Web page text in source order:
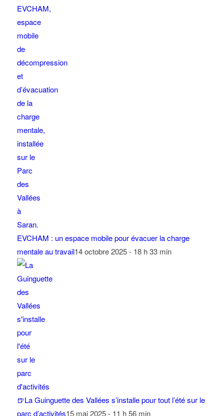
EVCHAM : un espace mobile pour évacuer la charge
mentale au travail14 octobre 2025 - 18 h 33 min
🍺La Guinguette des Vallées s’installe pour tout l’été sur le
parc d’activités15 mai 2025 - 11 h 56 min